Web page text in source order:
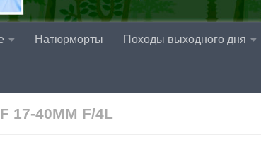
Натюрморты Походы выходного дня
17-40MM F/4L